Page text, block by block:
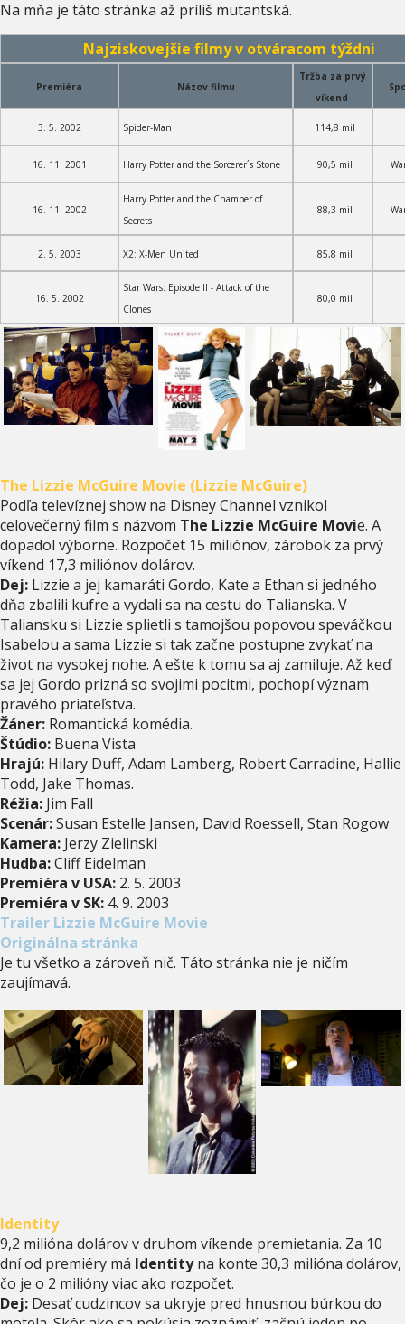
Na mňa je táto stránka až príliš mutantská.
Najziskovejšie filmy v otváracom týždni
Premiéra Názov filmu
Tržba za prvý
víkend
3. 5. 2002 Spider-Man 114,8 mil
16. 11. 2001 Harry Potter and the Sorcerer´s Stone 90,5 mil
16. 11. 2002
Harry Potter and the Chamber of
Secrets
88,3 mil
2. 5. 2003 X2: X-Men United 85,8 mil
16. 5. 2002
Star Wars: Episode II - Attack of the
Clones
80,0 mil
The Lizzie McGuire Movie (Lizzie McGuire)
Podľa televíznej show na Disney Channel vznikol
celovečerný film s názvom The Lizzie McGuire Movie. A
dopadol výborne. Rozpočet 15 miliónov, zárobok za prvý
víkend 17,3 miliónov dolárov.
Dej: Lizzie a jej kamaráti Gordo, Kate a Ethan si jedného
dňa zbalili kufre a vydali sa na cestu do Talianska. V
Taliansku si Lizzie splietli s tamojšou popovou speváčkou
Isabelou a sama Lizzie si tak začne postupne zvykať na
život na vysokej nohe. A ešte k tomu sa aj zamiluje. Až keď
sa jej Gordo prizná so svojimi pocitmi, pochopí význam
pravého priateľstva.
Žáner: Romantická komédia.
Štúdio: Buena Vista
Hrajú: Hilary Duff, Adam Lamberg, Robert Carradine, Hallie
Todd, Jake Thomas.
Réžia: Jim Fall
Scenár:Susan Estelle Jansen, David Roessell, Stan Rogow
Kamera: Jerzy Zielinski
Hudba:Cliff Eidelman
Premiéra v USA: 2. 5. 2003
Premiéra v SK: 4. 9. 2003
Trailer Lizzie McGuire Movie
Originálna stránka
Je tu všetko a zároveň nič. Táto stránka nie je ničím
zaujímavá.
Identity
9,2 milióna dolárov v druhom víkende premietania. Za 10
dní od premiéry má Identityna konte 30,3 milióna dolárov,
čo je o 2 milióny viac ako rozpočet.
Dej: Desať cudzincov sa ukryje pred hnusnou búrkou do